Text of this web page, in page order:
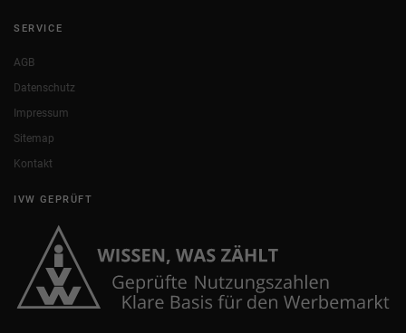
SERVICE
AGB
Datenschutz
Impressum
Sitemap
Kontakt
IVW GEPRÜFT